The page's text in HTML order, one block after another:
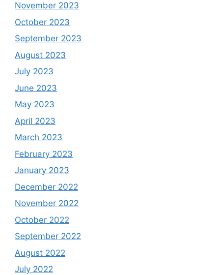
November 2023
October 2023
September 2023
August 2023
July 2023
June 2023
May 2023
April 2023
March 2023
February 2023
January 2023
December 2022
November 2022
October 2022
September 2022
August 2022
July 2022